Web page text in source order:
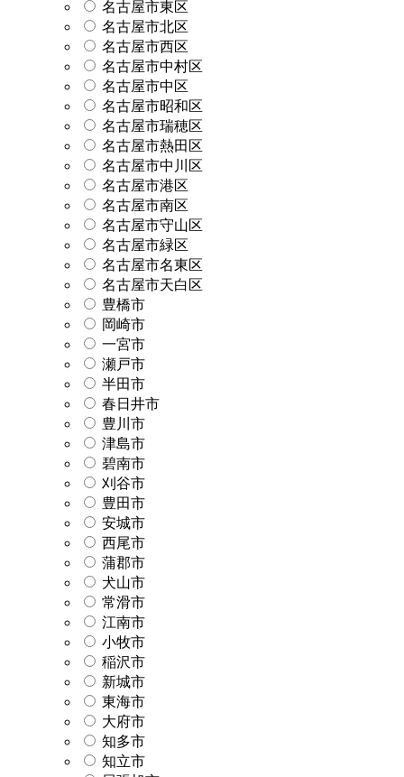
名古屋市東区
名古屋市北区
名古屋市西区
名古屋市中村区
名古屋市中区
名古屋市昭和区
名古屋市瑞穂区
名古屋市熱田区
名古屋市中川区
名古屋市港区
名古屋市南区
名古屋市守山区
名古屋市緑区
名古屋市名東区
名古屋市天白区
豊橋市
岡崎市
一宮市
瀬戸市
半田市
春日井市
豊川市
津島市
碧南市
刈谷市
豊田市
安城市
西尾市
蒲郡市
犬山市
常滑市
江南市
小牧市
稲沢市
新城市
東海市
大府市
知多市
知立市